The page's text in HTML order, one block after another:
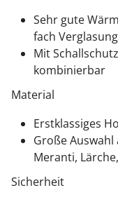
Sehr gute
fach Verglasung
Mit
kombinierbar
Material
Erstklassiges
Große Auswahl
Meranti,
Sicherheit